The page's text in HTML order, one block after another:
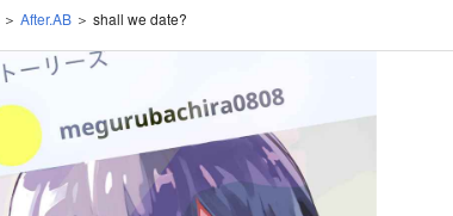
After.AB shall we date?